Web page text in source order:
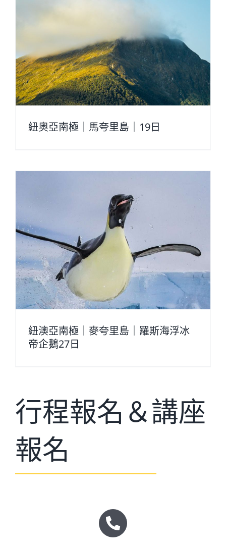
紐奧亞南極｜馬夸里島｜19日
紐澳亞南極｜麥夸里島｜羅斯海浮冰
帝企鵝27日
行程報名＆講座
報名